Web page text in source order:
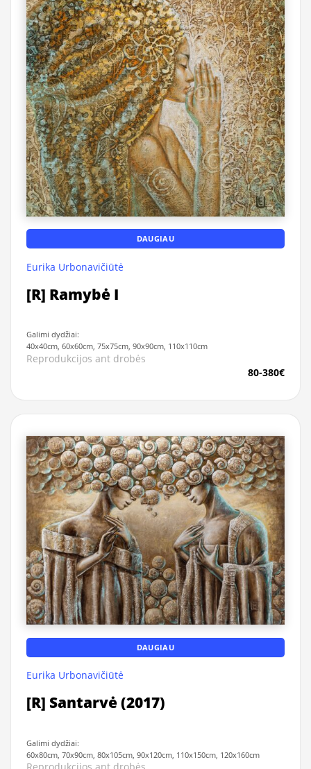
DAUGIAU
Eurika Urbonavičiūtė
[R] Ramybė I
Galimi dydžiai:
40x40cm, 60x60cm, 75x75cm, 90x90cm, 110x110cm
Reprodukcijos ant drobės
80-380€
DAUGIAU
Eurika Urbonavičiūtė
[R] Santarvė (2017)
Galimi dydžiai:
60x80cm, 70x90cm, 80x105cm, 90x120cm, 110x150cm, 120x160cm